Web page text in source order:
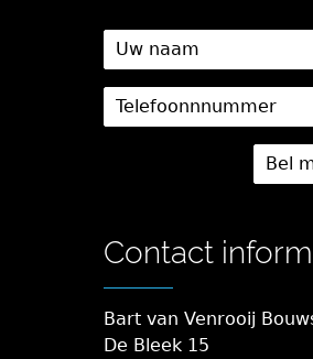
Contact
Bart van Venrooij
De Bleek 15